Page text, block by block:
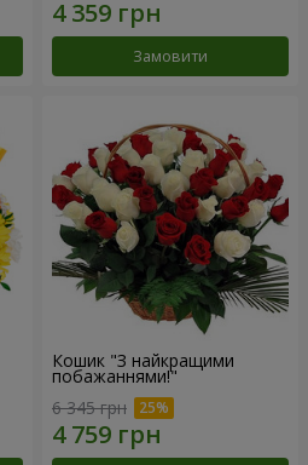
Замовити
Кошик "З найкращими
побажаннями!"
6 345 грн